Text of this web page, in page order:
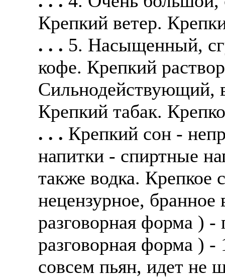
Крепкий ветер.
. . . 5. Насыщенный,
кофе. Крепкий
Сильнодействующий,
Крепкий табак.
. . . Крепкий сон -
напитки - спиртные
также водка. Крепкое
нецензурное,
разговорная форма )
разговорная форма ) -
совсем пьян, идет не